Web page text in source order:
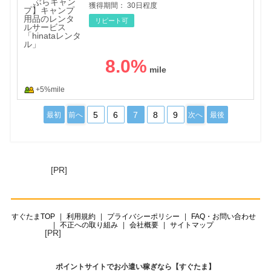
獲得期間： 30日程度
リピート可
8.0%
+5%mile
最初 前へ 5 6 7 8 9 次へ 最後
[PR]
すぐたまTOP 利用規約 プライバシーポリシー
FAQ・お問い合わせ
不正への取り組み
会社概要 サイトマップ
[PR]
ポイントサイトでお小遣い稼ぎなら【すぐたま】